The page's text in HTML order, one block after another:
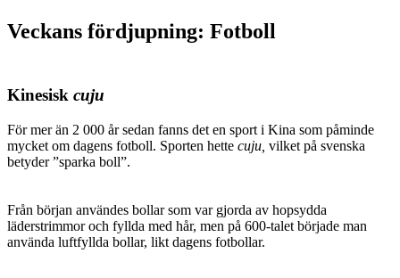
Veckans fördjupning: Fotboll
Kinesisk cuju
För mer än 2 000 år sedan fanns det en sport i Kina som påminde
mycket om dagens fotboll. Sporten hette cuju, vilket på svenska
betyder ”sparka boll”.
Från början användes bollar som var gjorda av hopsydda
läderstrimmor och fyllda med hår, men på 600-talet började man
använda luftfyllda bollar, likt dagens fotbollar.